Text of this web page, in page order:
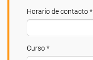
Horario de contacto *
Curso *